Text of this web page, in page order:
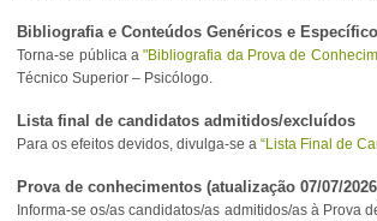
Bibliografia e Conteúdos Genéricos e
Torna-se pública a"Bibliografia da Prova de
Técnico Superior – Psicólogo.
Lista final de candidatos admitidos/excluídos
Para os efeitos devidos, divulga-se a“Lista Final de
Prova de conhecimentos (atualização 07/07/
Informa-se os/as candidatos/as admitidos/as à Prova